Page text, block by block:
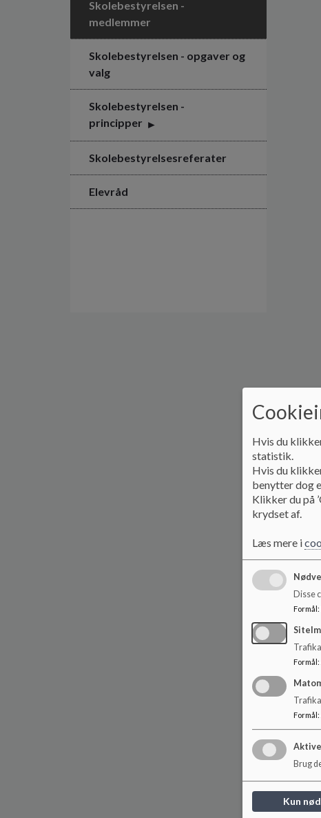
Skolebestyrelsen -
medlemmer
Skolebestyrelsen - opgaver og
valg
Skolebestyrelsen -
principper
Skolebestyrelsesreferater
Elevråd
Hvis du
statistik.
Hvis du
benytter dog
Klikker du på
krydset af.
Læs mere i
Disse
Formål :
Formål :
Formål:
Brug
Kun